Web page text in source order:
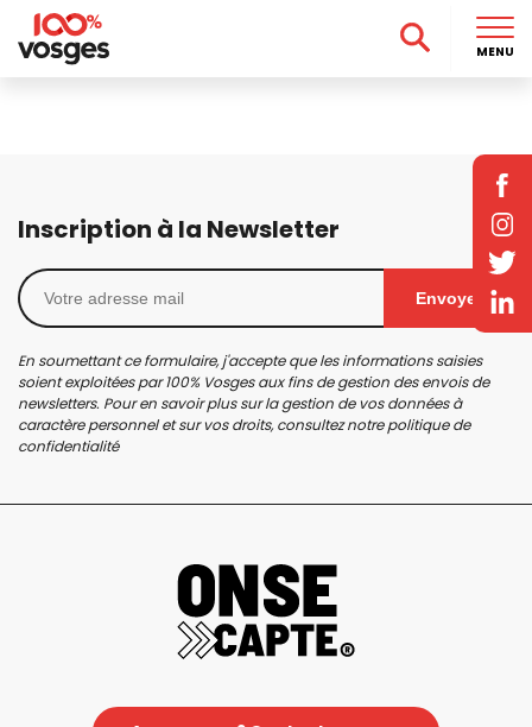
Inscription à la Newsletter
Envoyer
En soumettant ce formulaire, j'accepte que les informations saisies
soient exploitées par 100% Vosges aux fins de gestion des envois de
newsletters. Pour en savoir plus sur la gestion de vos données à
caractère personnel et sur vos droits, consultez notrepolitique de
confidentialité
MENU